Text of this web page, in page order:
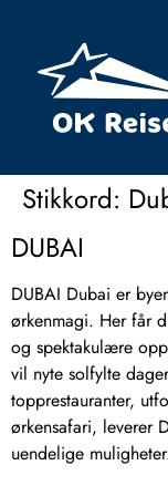
Stikkord:
DUBAI
DUBAI Dubai er
ørkenmagi. Her får
og spektakulære
vil nyte solfylte
topprestauranter,
ørkensafari, leverer
uendelige